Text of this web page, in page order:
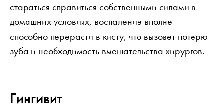
стараться справиться собственными силами в
домашних условиях, воспаление вполне
способно перерасти в кисту, что вызовет потерю
зуба и необходимость вмешательства хирургов.
Гингивит